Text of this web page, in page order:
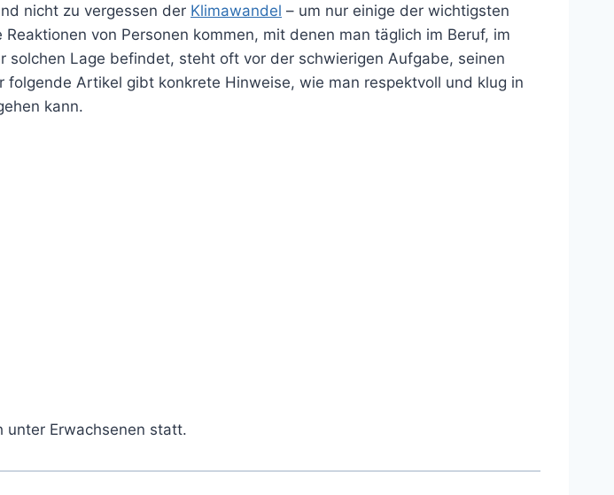
nicht zu vergessen der Klimawandel – um nur einige der wichtigsten
von Personen kommen, mit denen man täglich im Beruf, im
Lage befindet, steht oft vor der schwierigen Aufgabe, seinen
Artikel gibt konkrete Hinweise, wie man respektvoll und klug in
kann.
unter Erwachsenen statt.